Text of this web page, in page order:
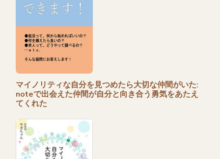
マイノリティな自分を見つめたら大切な仲間がいた:
noteで出会えた仲間が自分と向き合う勇気をあたえ
てくれた